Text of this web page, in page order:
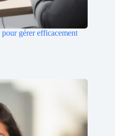
gérer efficacement